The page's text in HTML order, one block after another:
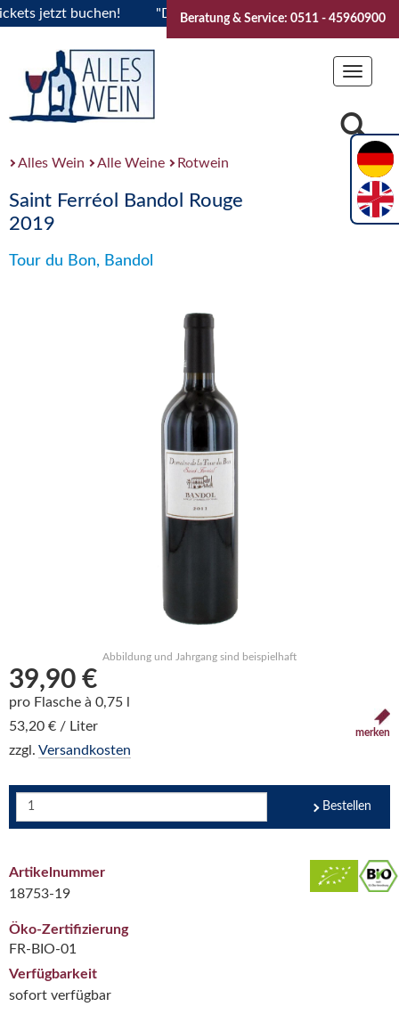
jetzt buchen! "Das Sommerfest 2026" Vive la
Beratung & Service: 0511 - 45960900
Toggle
Alles Wein Alle Weine Rotwein
Saint Ferréol Bandol Rouge
2019
Tour du Bon, Bandol
Abbildung und Jahrgang sind beispielhaft
39,90 €
pro Flasche à 0,75 l
53,20 € / Liter
zzgl. Versandkosten
merken
Bestellen
Artikelnummer
18753-19
Öko-Zertifizierung
FR-BIO-01
Verfügbarkeit
sofort verfügbar